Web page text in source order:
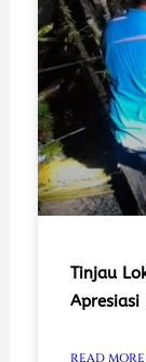
Tinjau
Apresiasi
READ MORE